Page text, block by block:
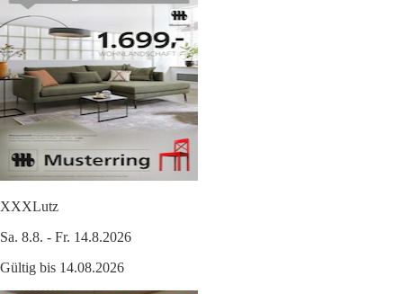
XXXLutz
Sa. 8.8. - Fr. 14.8.2026
Gültig bis 14.08.2026